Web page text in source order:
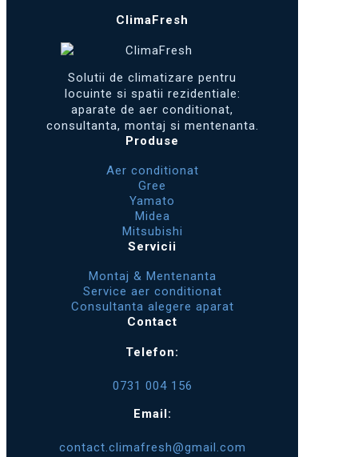
ClimaFresh
Solutii de climatizare pentru
locuinte si spatii rezidentiale:
aparate de aer conditionat,
consultanta, montaj si mentenanta.
Produse
Aer conditionat
Gree
Yamato
Midea
Mitsubishi
Servicii
Montaj & Mentenanta
Service aer conditionat
Consultanta alegere aparat
Contact
Telefon:
0731 004 156
Email:
contact.climafresh@gmail.com